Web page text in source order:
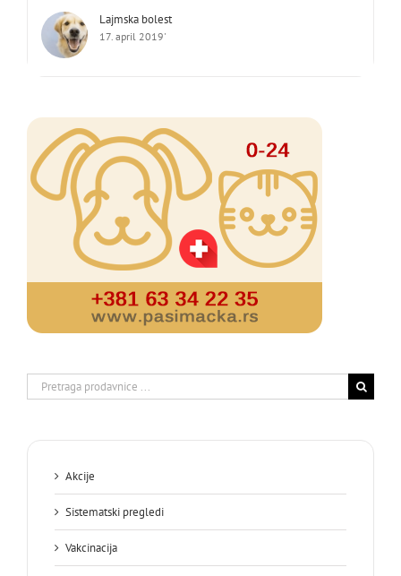
Lajmska bolest
17. april 2019'
Search
for:
Akcije
Sistematski pregledi
Vakcinacija